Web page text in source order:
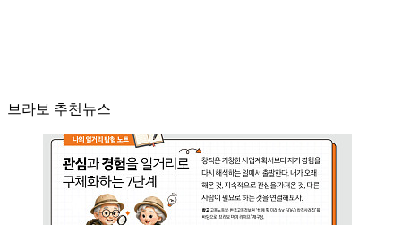
브라보 추천뉴스